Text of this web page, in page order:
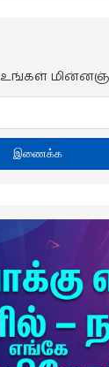
உங்கள்
இணைக்க